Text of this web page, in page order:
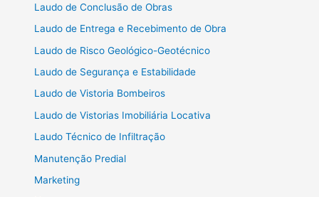
Laudo de Conclusão de Obras
Laudo de Entrega e Recebimento de Obra
Laudo de Risco Geológico-Geotécnico
Laudo de Segurança e Estabilidade
Laudo de Vistoria Bombeiros
Laudo de Vistorias Imobiliária Locativa
Laudo Técnico de Infiltração
Manutenção Predial
Marketing